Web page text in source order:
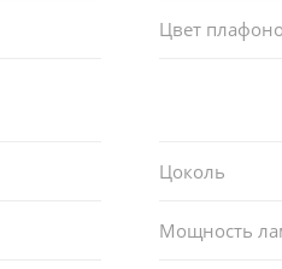
Цвет
Цоколь
Мощность